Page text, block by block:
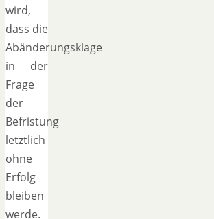
wird,
dass die
Abänderungsklage
in der
Frage
der
Befristung
letztlich
ohne
Erfolg
bleiben
werde.